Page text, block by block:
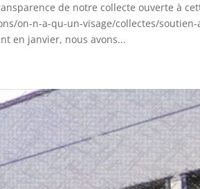
de notre collecte ouverte à
on-n-a-qu-un-visage/collectes/
en janvier, nous avons...